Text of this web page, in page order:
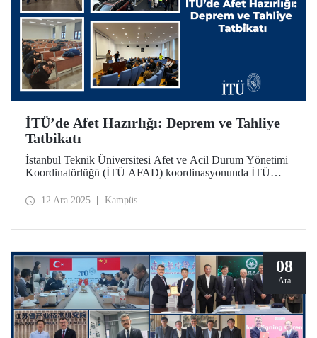
İTÜ’de Afet Hazırlığı: Deprem ve Tahliye
Tatbikatı
İstanbul Teknik Üniversitesi Afet ve Acil Durum Yönetimi
Koordinatörlüğü (İTÜ AFAD) koordinasyonunda İTÜ
planlanarak hayata geçirilen ilk uygulamalı deprem ve
12 Ara 2025 Kampüs
08
Ara